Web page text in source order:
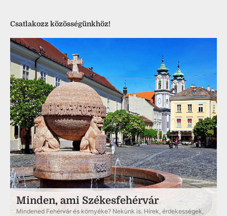
Csatlakozz közösségünkhöz!
Minden, ami Székesfehérvár
Mindened Fehérvár és környéke? Nekünk is. Hírek, érdekességek,